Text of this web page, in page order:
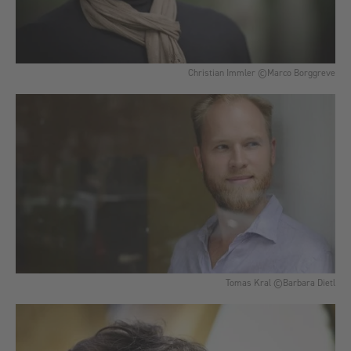
Christian Immler ©Marco Borggreve
Tomas Kral ©Barbara Dietl